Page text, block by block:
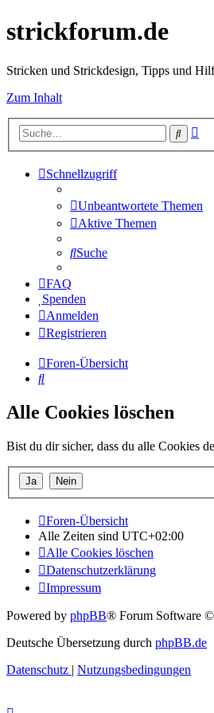
strickforum.de
Stricken und Strickdesign, Tipps und
Zum Inhalt
Suche
Schnellzugriff
Unbeantwortete Themen
Aktive Themen
Suche
FAQ
Spenden
Anmelden
Registrieren
Foren-Übersicht
Suche
Alle Cookies löschen
Bist du dir sicher, dass du alle Cookies
Foren-Übersicht
Alle Zeiten sind UTC+02:00
Alle Cookies löschen
Datenschutzerklärung
Impressum
Powered by phpBB® Forum Software
Deutsche Übersetzung durch phpBB.de
Datenschutz | Nutzungsbedingungen